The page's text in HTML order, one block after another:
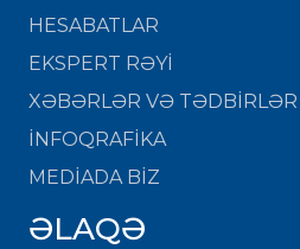
HESABATLAR
EKSPERT RƏYİ
XƏBƏRLƏR VƏ TƏDBİRLƏR
İNFOQRAFİKA
MEDİADA BİZ
ƏLAQƏ